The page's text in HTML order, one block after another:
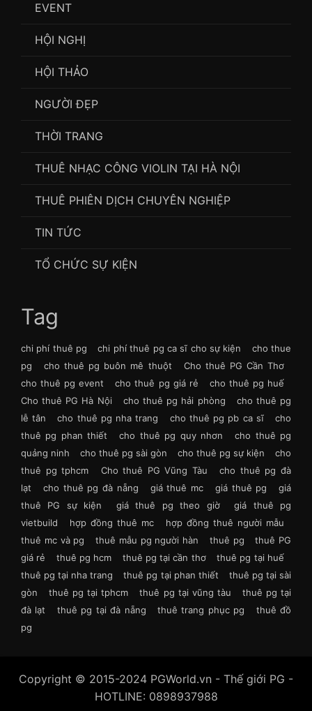
EVENT
HỘI NGHỊ
HỘI THẢO
NGƯỜI ĐẸP
THỜI TRANG
THUÊ NHẠC CÔNG VIOLIN TẠI HÀ NỘI
THUÊ PHIÊN DỊCH CHUYÊN NGHIỆP
TIN TỨC
TỔ CHỨC SỰ KIỆN
Tag
chi phí thuê pg chi phí thuê pg ca sĩ cho sự kiện
cho thue
pg
cho thuê pg buôn mê thuột
Cho thuê PG Cần Thơ
cho thuê pg event
cho thuê pg giá rẻ
cho thuê pg huế
Cho thuê PG Hà Nội
cho thuê pg hải phòng
cho thuê pg
lễ tân
cho thuê pg nha trang cho thuê pg pb ca sĩ
cho
thuê pg phan thiết
cho thuê pg quy nhơn
cho thuê pg
quảng ninh
cho thuê pg sài gòn cho thuê pg sự kiện
cho
thuê pg tphcm
Cho thuê PG Vũng Tàu
cho thuê pg đà
lạt
cho thuê pg đà nẵng giá thuê mc giá thuê pg
giá
thuê PG sự kiện
giá thuê pg theo giờ
giá thuê pg
vietbuild
hợp đồng thuê mc
hợp đồng thuê người mẫu
thuê mc và pg
thuê mẫu pg người hàn thuê pg
thuê PG
giá rẻ
thuê pg hcm thuê pg tại cần thơ
thuê pg tại huế
thuê pg tại nha trang
thuê pg tại phan thiết
thuê pg tại sài
gòn
thuê pg tại tphcm thuê pg tại vũng tàu
thuê pg tại
đà lạt
thuê pg tại đà nẵng thuê trang phục pg
thuê đồ
pg
Copyright © 2015-2024 PGWorld.vn - Thế giới PG -
HOTLINE: 0898937988